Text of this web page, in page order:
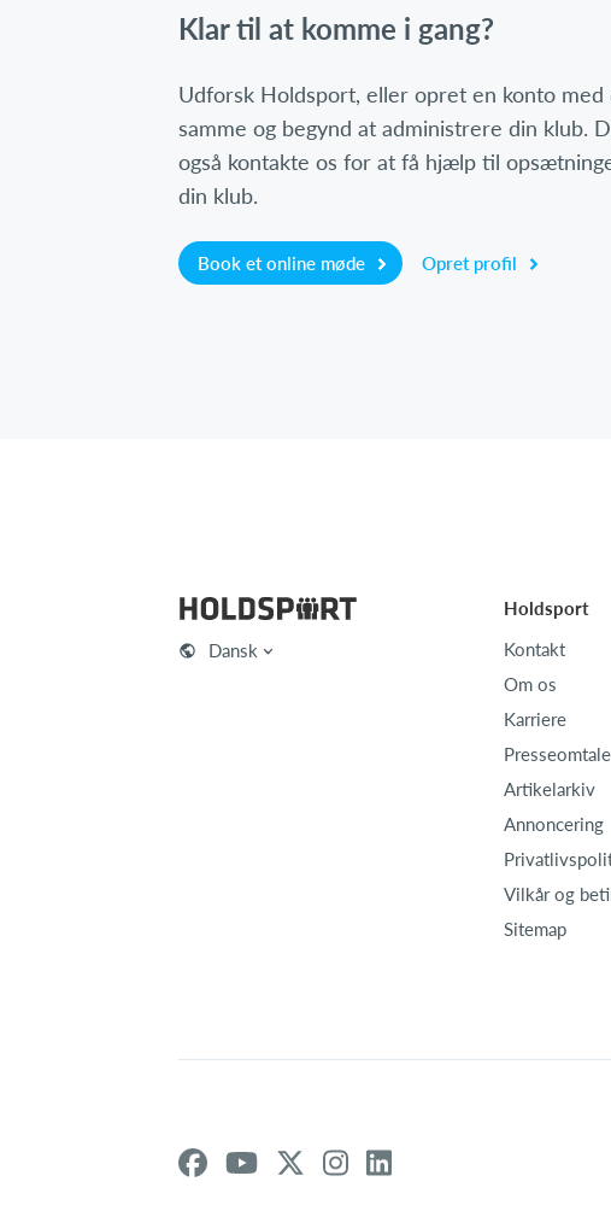
Klar til at komme i gang?
Udforsk Holdsport, eller opret en konto med
samme og begynd at administrere din klub.
også kontakte os for at få hjælp til
din klub.
Book et online møde Opret profil
Dansk
Holdsport
Kontakt
Om os
Karriere
Presseomtale
Artikelarkiv
Annoncering
Vilkår og
Sitemap